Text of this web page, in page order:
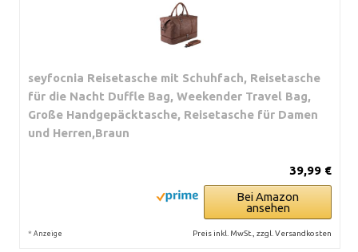
seyfocnia Reisetasche mit Schuhfach, Reisetasche
für die Nacht Duffle Bag, Weekender Travel Bag,
Große Handgepäcktasche, Reisetasche für Damen
und Herren,Braun
39,99 €
Bei Amazon
ansehen
* Anzeige Preis inkl. MwSt., zzgl. Versandkosten